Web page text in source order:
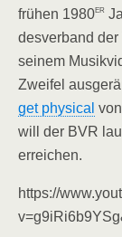
frü­hen 1980er
des­ver­band
sei­nem
Zwei­fel
get phy­si­cal
will der BVR
erreichen.
https://